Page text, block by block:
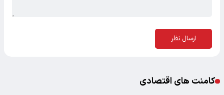
ارسال نظر
کامنت های اقتصادی